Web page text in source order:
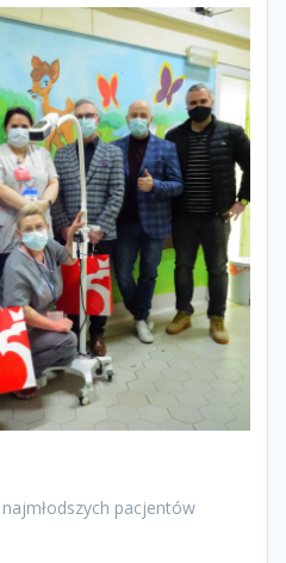
pacjentów